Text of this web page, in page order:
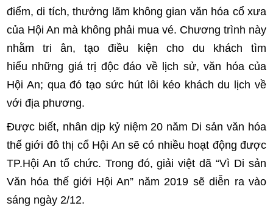
điểm, di tích, thưởng lãm không gian văn hóa cổ xưa
của Hội An mà không phải mua vé. Chương trình này
nhằm tri ân, tạo điều kiện cho du khách tìm
hiểu những giá trị độc đáo về lịch sử, văn hóa của
Hội An; qua đó tạo sức hút lôi kéo khách du lịch về
với địa phương.
Được biết, nhân dịp kỷ niệm 20 năm Di sản văn hóa
thế giới đô thị cổ Hội An sẽ có nhiều hoạt động được
TP.Hội An tổ chức. Trong đó, giải việt dã “Vì Di sản
Văn hóa thế giới Hội An” năm 2019 sẽ diễn ra vào
sáng ngày 2/12.